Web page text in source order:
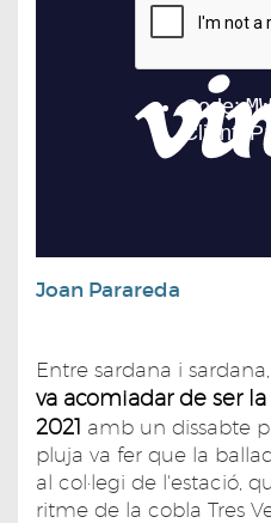
Joan Parareda
Entre sardana i sardana,
va acomiadar de ser
2021 amb un dissabte
pluja va fer que la
al col·legi de l'estació,
ritme de la cobla Tres